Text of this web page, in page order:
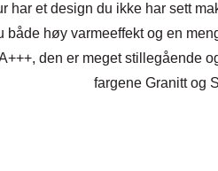
har et design du ikke har sett
både høy varmeeffekt og en
den er meget stillegående
fargene Granitt og